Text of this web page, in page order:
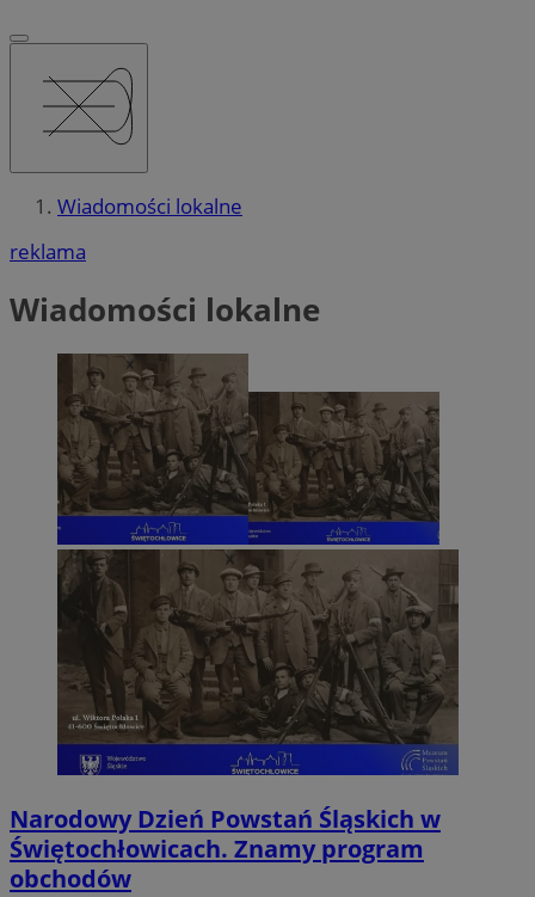
Wiadomości lokalne
reklama
Wiadomości lokalne
Narodowy Dzień Powstań Śląskich w
Świętochłowicach. Znamy program
obchodów